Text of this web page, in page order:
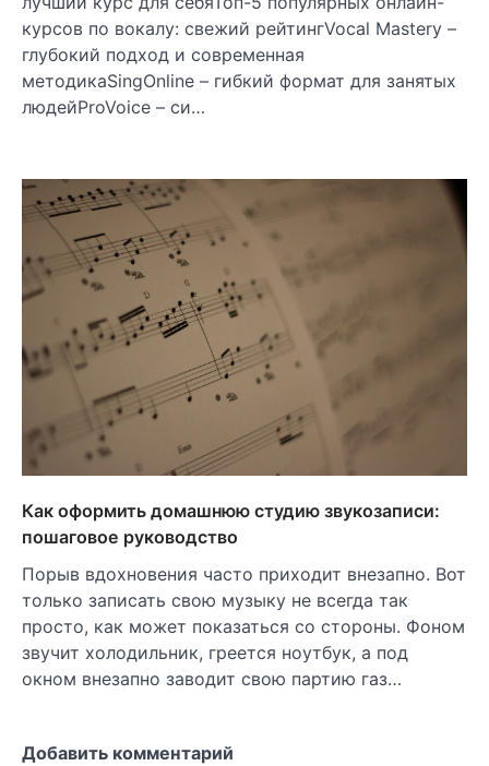
курсов по вокалу: свежий рейтингVocal Mastery –
глубокий подход и современная
методикаSingOnline – гибкий формат для занятых
людейProVoice – си…
Как оформить домашнюю студию звукозаписи:
пошаговое руководство
Порыв вдохновения часто приходит внезапно. Вот
только записать свою музыку не всегда так
просто, как может показаться со стороны. Фоном
звучит холодильник, греется ноутбук, а под
окном внезапно заводит свою партию газ…
Добавить комментарий